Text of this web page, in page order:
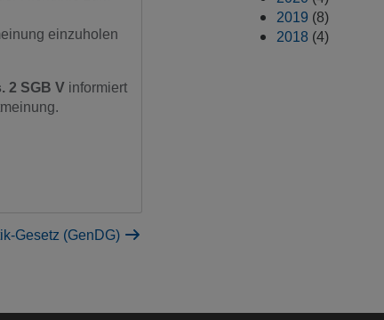
einzuholen
2 SGB V informiert
Gesetz (GenDG)
2019 (8)
2018 (4)